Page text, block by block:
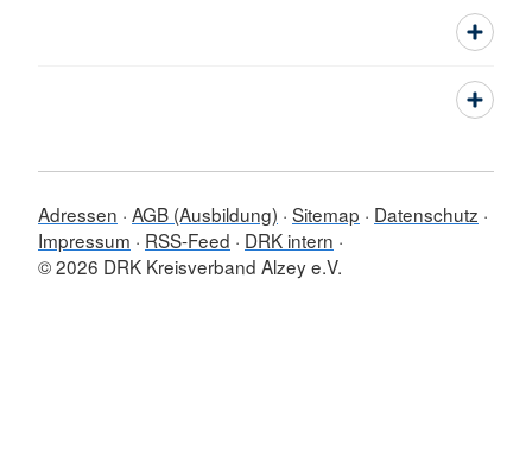
Adressen AGB (Ausbildung) Sitemap
Datenschutz
Impressum
RSS-Feed
DRK intern
© 2026 DRK Kreisverband Alzey e.V.